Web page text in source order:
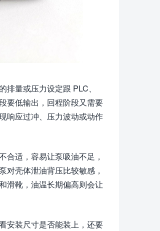
量或压力设定跟 PLC、
要低输出，回程阶段又需要
响应过冲、压力波动或动作
合适，容易让泵吸油不足，
对壳体泄油背压比较敏感，
滑靴，油温长期偏高则会让
安装尺寸是否能装上，还要